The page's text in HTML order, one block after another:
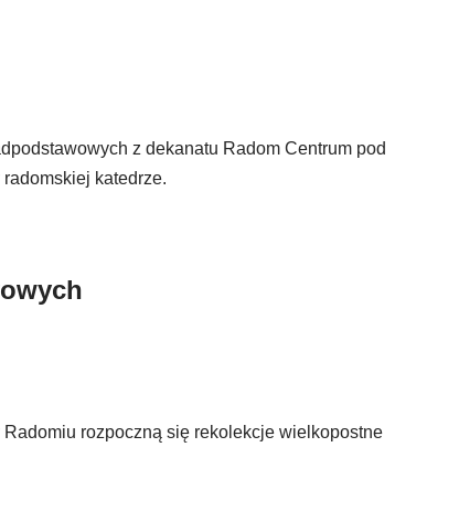
z dekanatu Radom Centrum pod
katedrze.
rozpoczną się rekolekcje wielkopostne